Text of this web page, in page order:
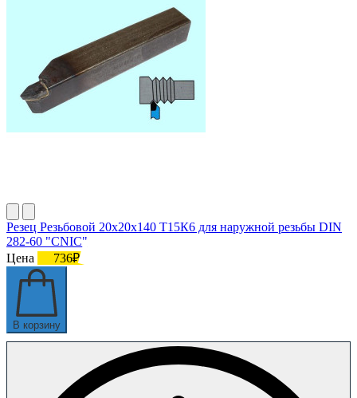
Резец Резьбовой 20х20х140 Т15К6 для наружной резьбы DIN
282-60 "CNIC"
Цена
736₽
В корзину